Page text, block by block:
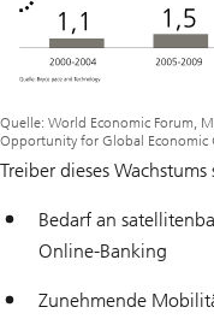
Quelle: World Economic Forum,
Opportunity for Global Economic
Treiber dieses Wachstums
Bedarf an
Online-Banking
Zunehmende